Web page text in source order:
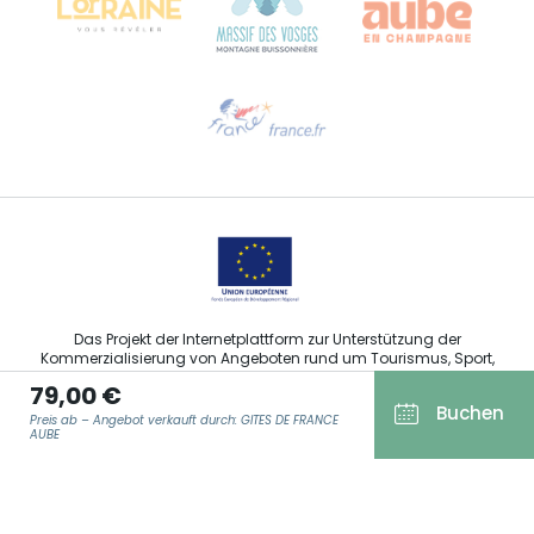
79,00 €
Preis ab – Angebot verkauft durch: GITES DE FRANCE
AUBE
Buchen
Sprechen Sie uns per E-Mail an
Das Projekt der Internetplattform zur Unterstützung der
Kommerzialisierung von Angeboten rund um Tourismus, Sport,
Kultur und Weintourismus in der Region Grand Est wurde im
Rahmen der Maßnahmen der Europäischen Union zur
Abfederung der COVID-19-Pandemie vom Europäischen Fonds